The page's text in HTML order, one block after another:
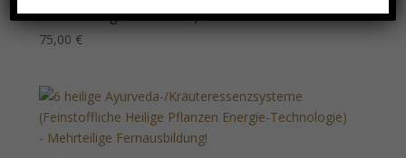
Hochschwingende Vorteile)
75,00 €